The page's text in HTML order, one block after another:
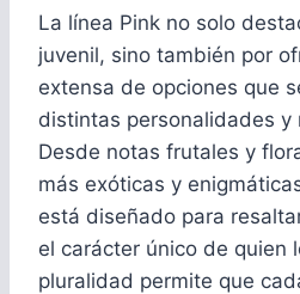
La línea Pink no solo
juvenil, sino también por
extensa de opciones que
distintas personalidades y
Desde notas frutales y
más exóticas y
está diseñado para
el carácter único de quien
pluralidad permite que